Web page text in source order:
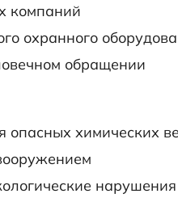
компаний
охранного
обращении
опасных химических
нарушения